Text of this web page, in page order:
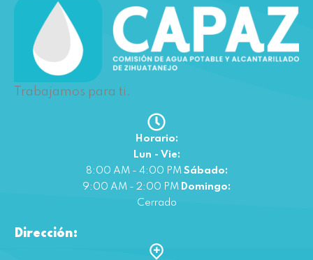
Trabajamos para ti.
Horario:
Lun - Vie:
8:00 AM - 4:00 PM Sábado:
9:00 AM - 2:00 PM Domingo:
Cerrado
Dirección: